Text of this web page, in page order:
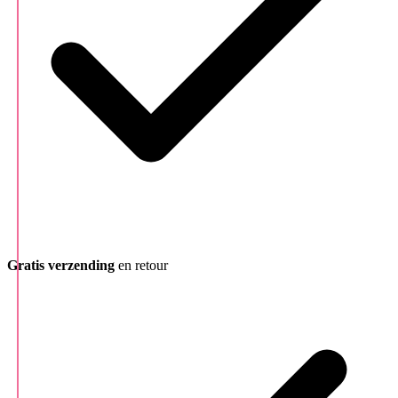
Gratis verzending en retour